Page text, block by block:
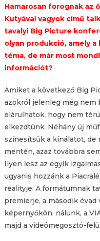
Hamarosan forognak az
Kutyával vagyokcímű
tavalyi Big Picture
olyan produkció, amely
téma, de már most
információt?
Amiket a következő Big
azokról jelenleg még nem
elárulhatok, hogy nem
elkezdtünk. Néhány új
színesítsük a kínálatot,
mentén, azaz továbbra
Ilyen lesz az egyik
ugyanis hozzánk a
realityje. A formátumnak
premierje, a második
képernyőkön, nálunk, a
majd a videómegosztó-